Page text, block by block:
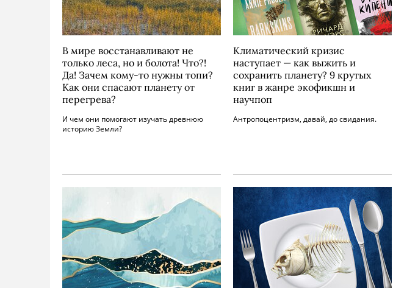
В мире восстанавливают не
только леса, но и болота! Что?!
Да! Зачем кому-то нужны топи?
Как они спасают планету от
перегрева?
И чем они помогают изучать древнюю
историю Земли?
Климатический кризис
наступает — как выжить и
сохранить планету? 9 крутых
книг в жанре экофикшн и
научпоп
Антропоцентризм, давай, до свидания.